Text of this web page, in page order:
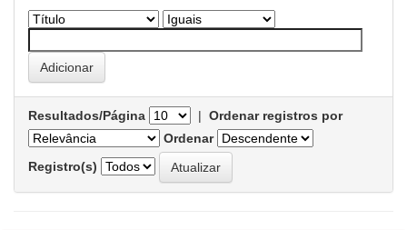
Resultados/Página | Ordenar registros por
Ordenar
Registro(s)